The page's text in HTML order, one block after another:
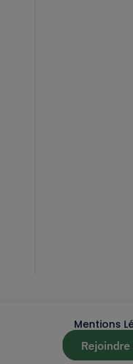
Mentions